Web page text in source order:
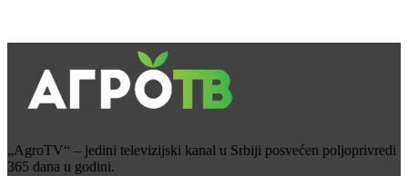
„AgroTV“ – jedini televizijski kanal u Srbiji posvećen poljoprivredi
365 dana u godini.